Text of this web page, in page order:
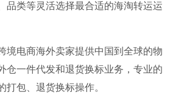
品类等灵活选择最合适的海淘转运运
境电商海外卖家提供中国到全球的物
仓一件代发和退货换标业务，专业的
打包、退货换标操作。